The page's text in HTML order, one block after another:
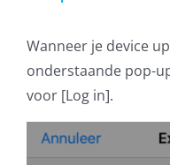
Wanneer je device
onderstaande pop-
voor [Log in].